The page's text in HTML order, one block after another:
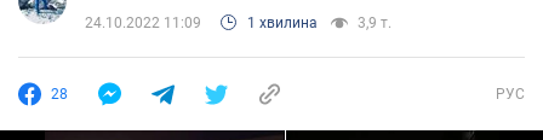
24.10.2022 11:09 1 хвилина 3,9 т.
28 РУС